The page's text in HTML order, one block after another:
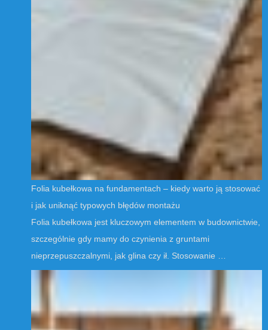
Folia kubełkowa na fundamentach – kiedy warto ją stosować
i jak uniknąć typowych błędów montażu
Folia kubełkowa jest kluczowym elementem w budownictwie,
szczególnie gdy mamy do czynienia z gruntami
nieprzepuszczalnymi, jak glina czy ił. Stosowanie …